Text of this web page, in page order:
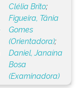
Clélia Brito;
Figueira, Tânia
Gomes
(Orientadora);
Daniel, Janaína
Bosa
(Examinadora)